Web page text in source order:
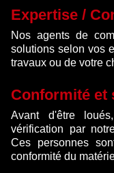
Expertise /
Nos agents de
solutions selon vos
travaux ou de votre
Conformité et
Avant d'être
vérification par
Ces personnes
conformité du